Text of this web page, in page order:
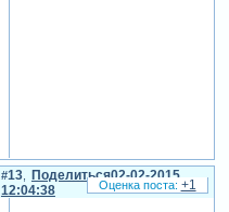
Поделиться
13
02-02-2015
12:04:38
+1